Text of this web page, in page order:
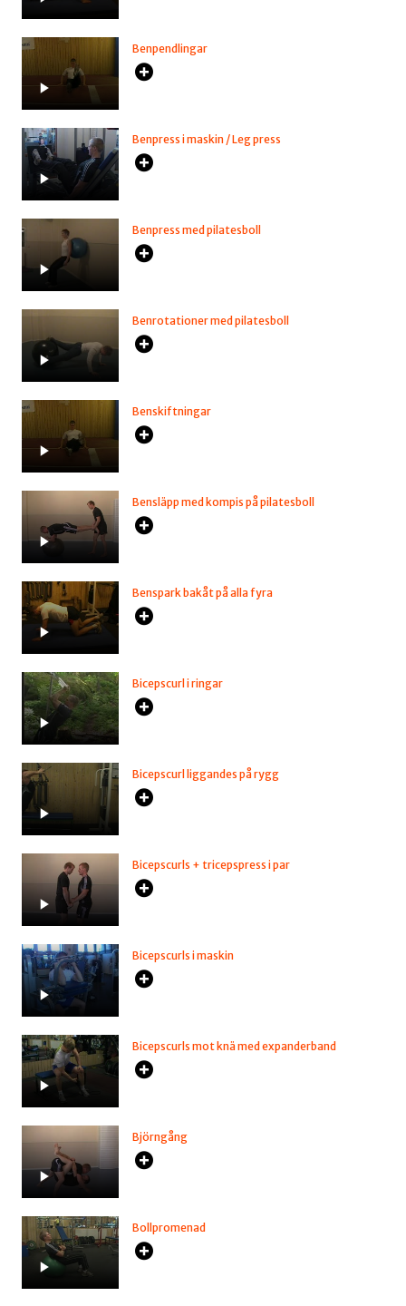
Benpendlingar
Benpress i maskin / Leg press
Benpress med pilatesboll
Benrotationer med pilatesboll
Benskiftningar
Bensläpp med kompis på pilatesboll
Benspark bakåt på alla fyra
Bicepscurl i ringar
Bicepscurl liggandes på rygg
Bicepscurls + tricepspress i par
Bicepscurls i maskin
Bicepscurls mot knä med expanderband
Björngång
Bollpromenad